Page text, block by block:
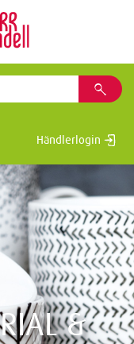
Händlerlogin
&